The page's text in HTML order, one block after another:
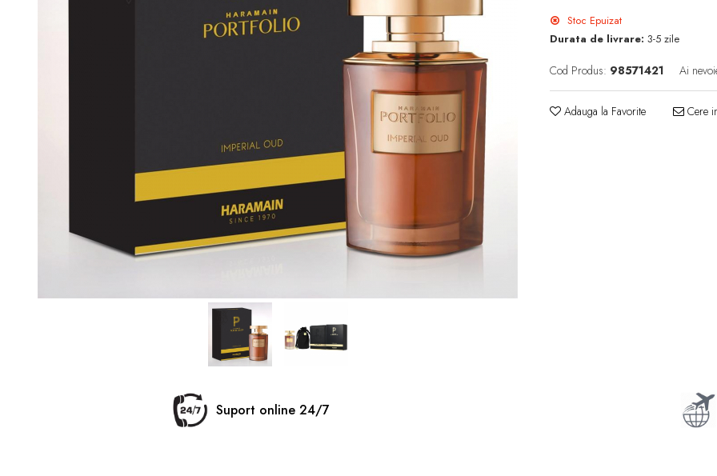
Stoc Epuizat
Durata de livrare: 3-5 zile
Cod Produs: 98571421 Ai
Adauga la Favorite Cere
Suport online 24/7